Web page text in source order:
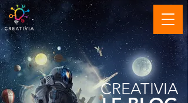
CREATIVIA